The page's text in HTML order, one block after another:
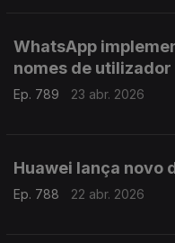
WhatsApp
nomes de utilizador
Ep. 789 23 abr. 2026
Huawei lança novo
Ep. 788 22 abr. 2026